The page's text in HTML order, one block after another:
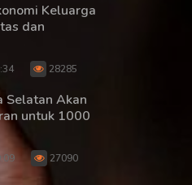
Keluarga
dan
28285
Selatan Akan
untuk 1000
27090